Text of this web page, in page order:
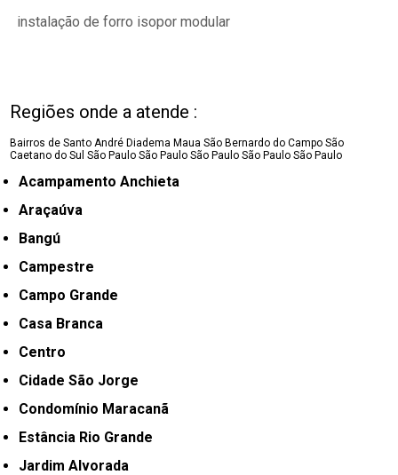
instalação de forro isopor modular
Regiões onde a atende :
Bairros de Santo André Diadema Maua São Bernardo do Campo São
Caetano do SulSão Paulo São Paulo São Paulo São Paulo São Paulo
Acampamento Anchieta
Araçaúva
Bangú
Campestre
Campo Grande
Casa Branca
Centro
Cidade São Jorge
Condomínio Maracanã
Estância Rio Grande
Jardim Alvorada